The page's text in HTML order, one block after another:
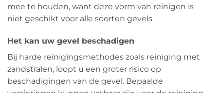
mee te houden, want deze vorm van reinigen is
niet geschikt voor alle soorten gevels.
Het kan uw gevel beschadigen
Bij harde reinigingsmethodes zoals reiniging met
zandstralen, loopt u een groter risico op
beschadigingen van de gevel. Bepaalde